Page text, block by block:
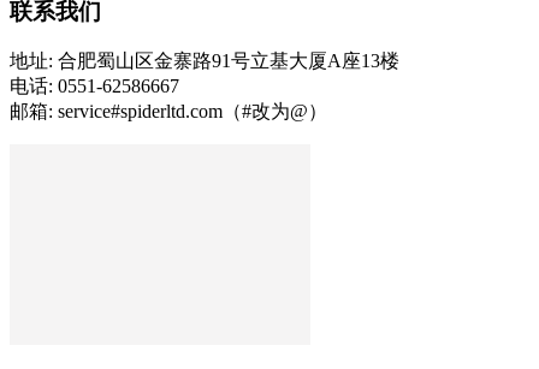
联系我们
地址: 合肥蜀山区金寨路91号立基大厦A座13楼
电话: 0551-62586667
邮箱: service#spiderltd.com（#改为@）